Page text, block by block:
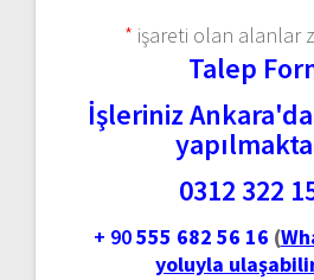
* işareti olan alanlar
Talep
İşleriniz
0312 322
+ 90555 682 56 16 (
yoluyla